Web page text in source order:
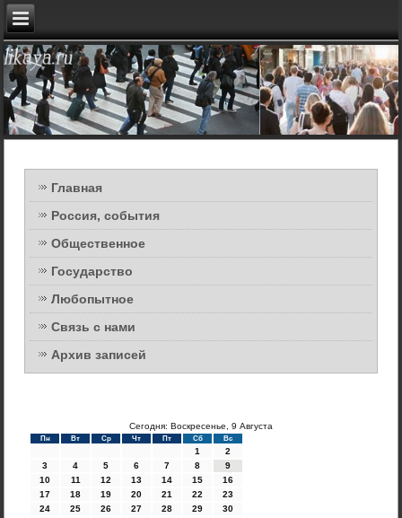
Главная
Россия, события
Общественное
Государство
Любопытное
Связь с нами
Архив записей
Сегодня: Воскресенье, 9 Августа
Пн Вт Ср Чт Пт Сб Вс
1
2
3
4 5 6 7 8
9
10
11 12 13 14 15
16
17
18 19 20 21 22
23
24
25 26 27 28 29
30